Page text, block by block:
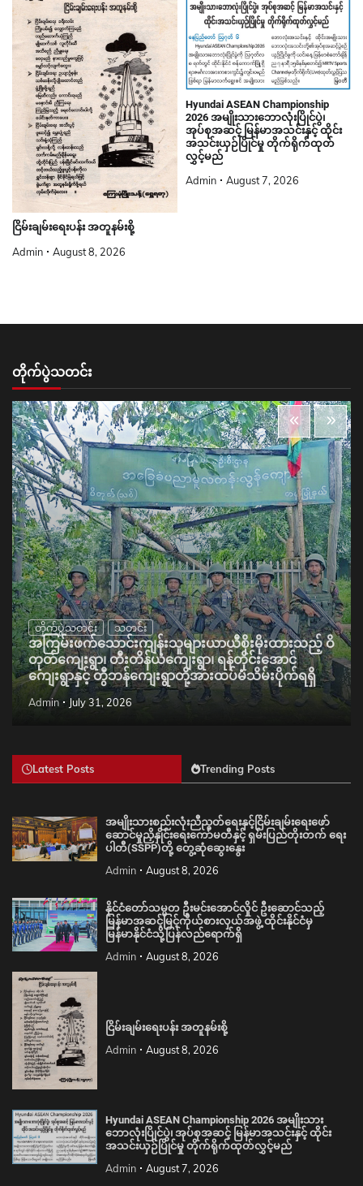
ငြိမ်းချမ်းရေးပန်း အတူနမ်းစို့
Admin August 8, 2026
Hyundai ASEAN Championship
2026 အမျိုးသားဘောလုံးပြိုင်ပွဲ၊
အုပ်စုအဆင့် မြန်မာအသင်းနှင့် ထိုင်း
အသင်းယှဉ်ပြိုင်မှု တိုက်ရိုက်ထုတ်
လွှင့်မည်
Admin August 7, 2026
တိုက်ပွဲသတင်း
တိုက်ပွဲသတင်း သတင်း
အကြမ်းဖက်သောင်းကျန်းသူများယာယီစိုးမိုးထားသည့် ဝိ
တုတ်ကျေးရွာ၊ တီးတိန်ယံကျေးရွာ၊ ရန်တိုင်းအောင်
ကျေးရွာနှင့် တွီဘန်ကျေးရွာတို့အားထပ်မံသိမ်းပိုက်ရရှိ
Admin July 31, 2026
Latest Posts Trending Posts
အမျိုးသားစည်းလုံးညီညွတ်ရေးနှင့်ငြိမ်းချမ်းရေးဖော်
ဆောင်မှုညှိနှိုင်းရေးကော်မတီနှင့် ရှမ်းပြည်တိုးတက် ရေး
ပါတီ(SSPP)တို့ တွေ့ဆုံဆွေးနွေး
Admin August 8, 2026
နိုင်ငံတော်သမ္မတ ဦးမင်းအောင်လှိုင် ဦးဆောင်သည့်
မြန်မာအဆင့်မြင့်ကိုယ်စားလှယ်အဖွဲ့ ထိုင်းနိုင်ငံမှ
မြန်မာနိုင်ငံသို့ပြန်လည်ရောက်ရှိ
Admin August 8, 2026
ငြိမ်းချမ်းရေးပန်း အတူနမ်းစို့
Admin August 8, 2026
Hyundai ASEAN Championship 2026 အမျိုးသား
ဘောလုံးပြိုင်ပွဲ၊ အုပ်စုအဆင့် မြန်မာအသင်းနှင့် ထိုင်း
အသင်းယှဉ်ပြိုင်မှု တိုက်ရိုက်ထုတ်လွှင့်မည်
Admin August 7, 2026